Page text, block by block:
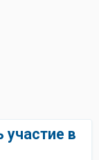
участие в